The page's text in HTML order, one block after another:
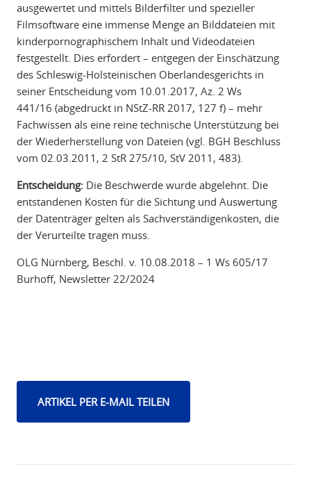
ausgewertet und mittels Bilderfilter und spezieller
Filmsoftware eine immense Menge an Bilddateien mit
kinderpornographischem Inhalt und Videodateien
festgestellt. Dies erfordert – entgegen der Einschätzung
des Schleswig-Holsteinischen Oberlandesgerichts in
seiner Entscheidung vom 10.01.2017, Az. 2 Ws
441/16 (abgedruckt in NStZ-RR 2017, 127 f) – mehr
Fachwissen als eine reine technische Unterstützung bei
der Wiederherstellung von Dateien (vgl. BGH Beschluss
vom 02.03.2011, 2 StR 275/10, StV 2011, 483).
Entscheidung:Die Beschwerde wurde abgelehnt. Die
entstandenen Kosten für die Sichtung und Auswertung
der Datenträger gelten als Sachverständigenkosten, die
der Verurteilte tragen muss.
OLG Nürnberg, Beschl. v. 10.08.2018 – 1 Ws 605/17
Burhoff, Newsletter 22/2024
ARTIKEL PER E-MAIL TEILEN